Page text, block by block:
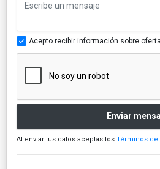
Acepto recibir información sobre
Enviar
Al enviar tus datos aceptas los Términos de